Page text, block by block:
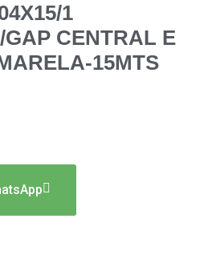
1
GAP CENTRAL E
15MTS